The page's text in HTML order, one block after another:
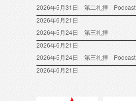
2026年5月31日 第二礼拝 Podcast
2026年6月21日
2026年5月24日 第三礼拝
2026年6月21日
2026年5月24日 第三礼拝 Podcast
2026年6月21日